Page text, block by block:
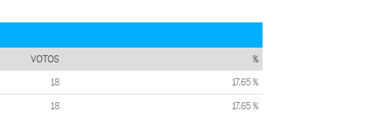
VOTOS %
18 17,65 %
18 17,65 %